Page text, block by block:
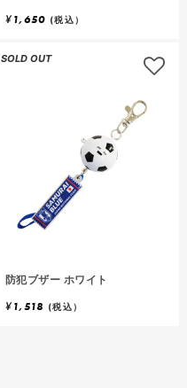
¥1,650 (税込）
SOLD OUT
防犯ブザー ホワイト
¥1,518 (税込）